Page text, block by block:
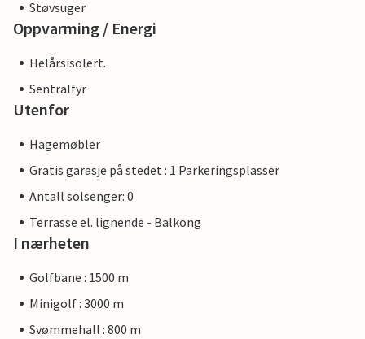
Støvsuger
Oppvarming / Energi
Helårsisolert.
Sentralfyr
Utenfor
Hagemøbler
Gratis garasje på stedet : 1 Parkeringsplasser
Antall solsenger: 0
Terrasse el. lignende - Balkong
I nærheten
Golfbane : 1500 m
Minigolf : 3000 m
Svømmehall : 800 m